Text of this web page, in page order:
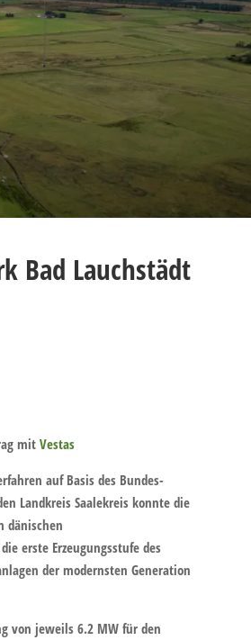
Bad Lauchstädt
mit Vestas
auf Basis des Bundes-
Landkreis Saalekreis konnte die
dänischen
erste Erzeugungsstufe des
der modernsten Generation
von jeweils 6.2 MW für den